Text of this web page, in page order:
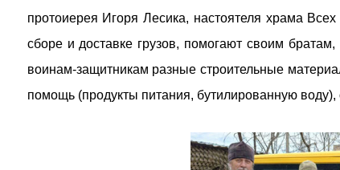
протоиерея Игоря Лесика, настоятеля храма
сборе и доставке грузов, помогают своим
воинам-защитникам разные строительные
помощь (продукты питания, бутилированную воду),